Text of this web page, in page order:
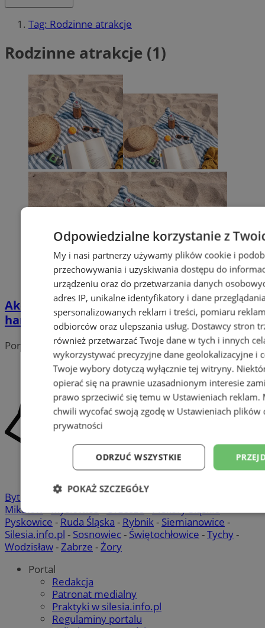
Tag: Rodzinne atrakcje
Rodzinne atrakcje (1)
Akcja Lato w SCK Park Tradycji. Sprawdź
harmonogram atrakcji
Portal należy do sieci
Bytom Chorzów-Gliwice- Katowice
Mikołów-Mysłowice-Orzesze-Piekary Śląskie-
Pyskowice - Ruda Śląska - Rybnik- Siemianowice -
Silesia.info.pl - Sosnowiec- Świętochłowice -Tychy-
Wodzisław-Zabrze -Żory
Portal
Redakcja
Patronat medialny
Praktyki w silesia.info.pl
Regulaminy portalu
Odpowiedzialne korzystanie z
My i nasi partnerzy używamy plików cookie i
przechowywania i uzyskiwania dostępu do
urządzeniu oraz do przetwarzania danych
adres IP, unikalne identyfikatory i dane
spersonalizowanych reklam i treści, pomiaru
odbiorców oraz ulepszania usług. Dostawcy stron
również przetwarzać Twoje dane w tych i innych
wykorzystywać precyzyjne dane geolokalizacyjne i
Twoje wybory dotyczą wyłącznie tej witryny.
opierać się na prawnie uzasadnionym interesie
prawo sprzeciwić się temu w Ustawieniach reklam.
chwili wycofać swoją zgodę w Ustawieniach plików
prywatności
ODRZUĆ WSZYSTKIE
POKAŻ SZCZEGÓŁY
Niezbędne Wydajność